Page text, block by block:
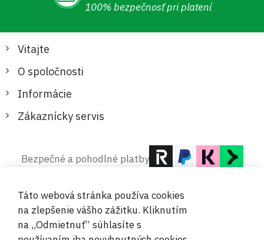
100% bezpečnosť pri platení
Vitajte
O spoločnosti
Informácie
Zákaznícky servis
Bezpečné a pohodlné platby
Táto webová stránka používa cookies
na zlepšenie vášho zážitku. Kliknutím
na „Odmietnuť“ súhlasíte s